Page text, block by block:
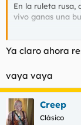
En la ruleta rusa,
vivo ganas una
Papito te quiero
diente de oro un
Ya claro ahora
vaya vaya
Creep
Clásico